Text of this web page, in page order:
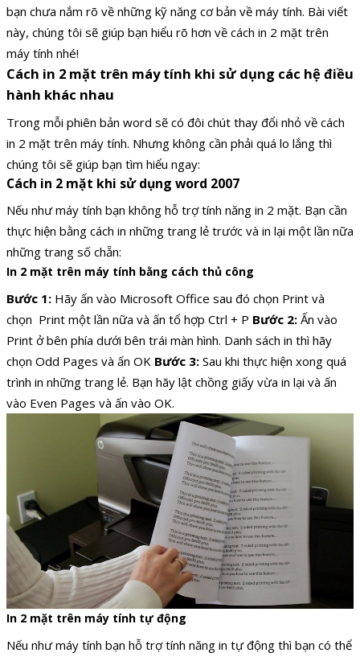
bạn chưa nắm rõ về những kỹ năng cơ bản về máy tính. Bài viết
này, chúng tôi sẽ giúp bạn hiểu rõ hơn về cách in 2 mặt trên
máy tính nhé!
Cách in 2 mặt trên máy tính khi sử dụng các hệ điều
hành khác nhau
Trong mỗi phiên bản word sẽ có đôi chút thay đổi nhỏ về cách
in 2 mặt trên máy tính. Nhưng không cần phải quá lo lắng thì
chúng tôi sẽ giúp bạn tìm hiểu ngay:
Cách in 2 mặt khi sử dụng word 2007
Nếu như máy tính bạn không hỗ trợ tính năng in 2 mặt. Bạn cần
thực hiện bằng cách in những trang lẻ trước và in lại một lần nữa
những trang số chẵn:
In 2 mặt trên máy tính bằng cách thủ công
Bước 1: Hãy ấn vào Microsoft Office sau đó chọn Print và
chọn Print một lần nữa và ấn tổ hợp Ctrl + P Bước 2: Ấn vào
Print ở bên phía dưới bên trái màn hình. Danh sách in thì hãy
chọn Odd Pages và ấn OK Bước 3: Sau khi thực hiện xong quá
trình in những trang lẻ. Bạn hãy lật chồng giấy vừa in lại và ấn
vào Even Pages và ấn vào OK.
In 2 mặt trên máy tính tự động
Nếu như máy tính bạn hỗ trợ tính năng in tự động thì bạn có thể